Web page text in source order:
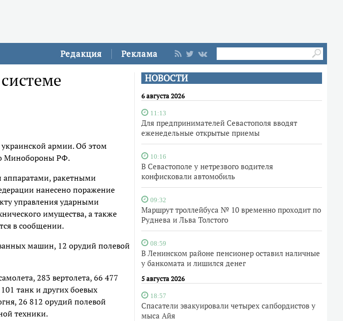
Редакция Реклама
НОВОСТИ
6 августа 2026
11:13
Для предпринимателей Севастополя вводят
еженедельные открытые приемы
10:16
В Севастополе у нетрезвого водителя
конфисковали автомобиль
09:32
Маршрут троллейбуса № 10 временно проходит по
Руднева и Льва Толстого
08:59
В Ленинском районе пенсионер оставил наличные
у банкомата и лишился денег
5 августа 2026
18:57
Спасатели эвакуировали четырех сапбордистов у
мыса Айя
армии. Об этом
Минобороны РФ.
ракетными
нанесено поражение
управления ударными
имущества, а также
в сообщении.
машин, 12 орудий полевой
283 вертолета, 66 477
танк и других боевых
26 812 орудий полевой
техники.